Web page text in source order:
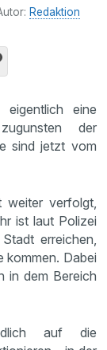
Redaktion
eine
der
sind jetzt vom
weiter verfolgt,
ist laut Polizei
erreichen,
kommen. Dabei
in dem Bereich
auf die